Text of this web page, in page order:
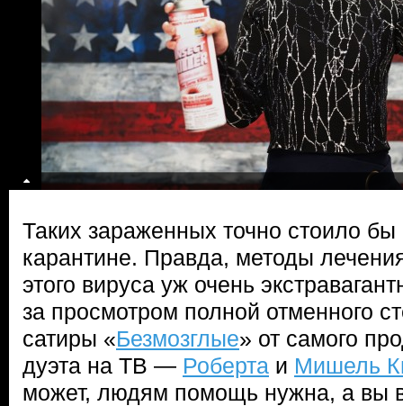
Таких зараженных точно стоило бы
карантине. Правда, методы
этого вируса уж очень
за просмотром полной отменного
сатиры «Безмозглые» от самого
дуэта на ТВ — Роберта и Мишель
может, людям помощь нужна, а вы